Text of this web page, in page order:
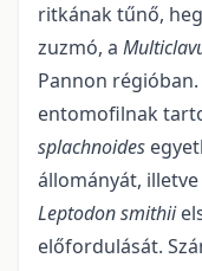
ritkának tűnő,
zuzmó, a
Pannon
entomofilnak
splachnoides
állományát,
Leptodon smithii
előfordulá­sát.